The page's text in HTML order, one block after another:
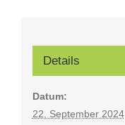
Details
Datum:
22. September 2024